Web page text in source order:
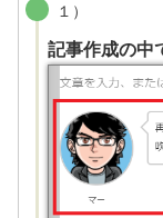
１）
記事作成の中